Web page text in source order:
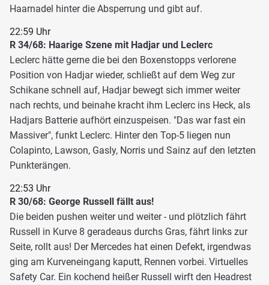
Haarnadel hinter die Absperrung und gibt auf.
22:59 Uhr
R 34/68: Haarige Szene mit Hadjar und Leclerc
Leclerc hätte gerne die bei den Boxenstopps verlorene
Position von Hadjar wieder, schließt auf dem Weg zur
Schikane schnell auf, Hadjar bewegt sich immer weiter
nach rechts, und beinahe kracht ihm Leclerc ins Heck, als
Hadjars Batterie aufhört einzuspeisen. "Das war fast ein
Massiver", funkt Leclerc. Hinter den Top-5 liegen nun
Colapinto, Lawson, Gasly, Norris und Sainz auf den letzten
Punkterängen.
22:53 Uhr
R 30/68: George Russell fällt aus!
Die beiden pushen weiter und weiter - und plötzlich fährt
Russell in Kurve 8 geradeaus durchs Gras, fährt links zur
Seite, rollt aus! Der Mercedes hat einen Defekt, irgendwas
ging am Kurveneingang kaputt, Rennen vorbei. Virtuelles
Safety Car. Ein kochend heißer Russell wirft den Headrest